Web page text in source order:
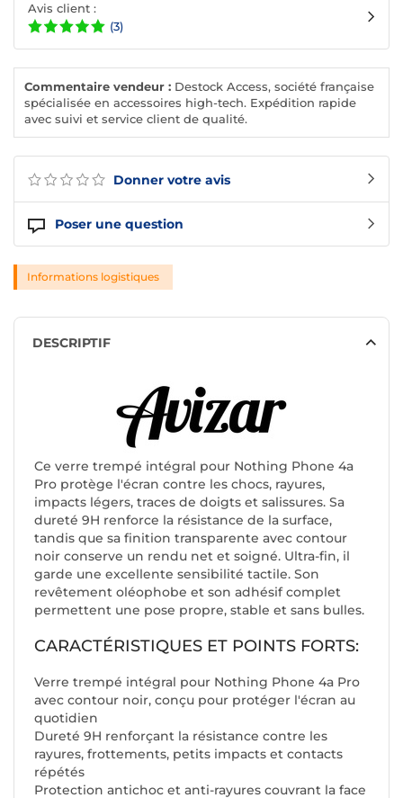
Donner votre avis
Poser une question
Avis client :
(3)
Commentaire vendeur : Destock Access, société française
spécialisée en accessoires high-tech. Expédition rapide
avec suivi et service client de qualité.
Informations logistiques
DESCRIPTIF
Ce verre trempé intégral pour Nothing Phone 4a
Pro protège l'écran contre les chocs, rayures,
impacts légers, traces de doigts et salissures. Sa
dureté 9H renforce la résistance de la surface,
tandis que sa finition transparente avec contour
noir conserve un rendu net et soigné. Ultra-fin, il
garde une excellente sensibilité tactile. Son
revêtement oléophobe et son adhésif complet
permettent une pose propre, stable et sans bulles.
CARACTÉRISTIQUES ET POINTS FORTS:
Verre trempé intégral pour Nothing Phone 4a Pro
avec contour noir, conçu pour protéger l'écran au
quotidien
Dureté 9H renforçant la résistance contre les
rayures, frottements, petits impacts et contacts
répétés
Protection antichoc et anti-rayures couvrant la face